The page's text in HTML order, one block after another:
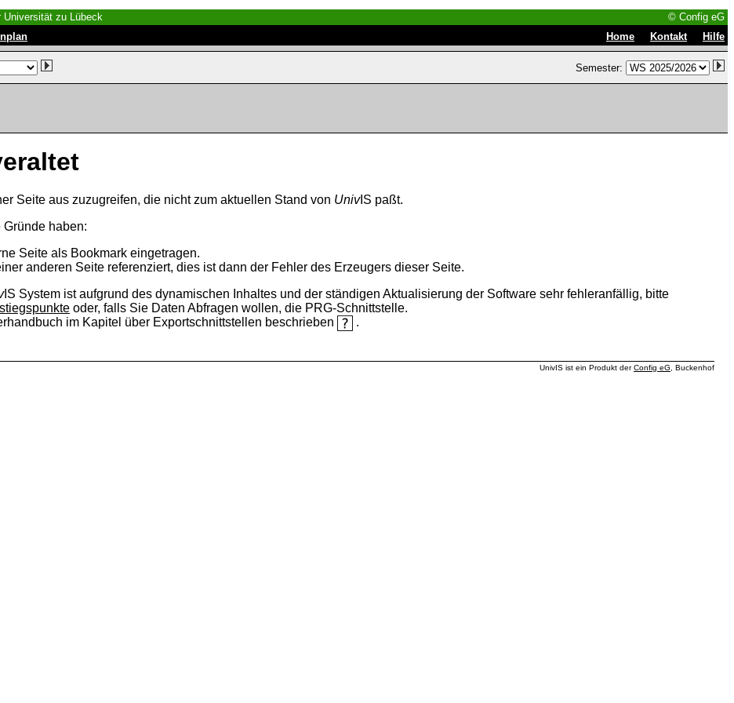
Universität zu Lübeck
© Config eG
Home Kontakt Hilfe
Semester:
Seite aus zuzugreifen, die nicht zum aktuellen Stand von UnivIS paßt.
haben:
Seite als Bookmark eingetragen.
anderen Seite referenziert, dies ist dann der Fehler des Erzeugers dieser Seite.
IS System ist aufgrund des dynamischen Inhaltes und der ständigen Aktualisierung der Software sehr fehleranfällig, bitte
oder, falls Sie Daten Abfragen wollen, die PRG-Schnittstelle.
im Kapitel über Exportschnittstellen beschrieben
.
UnivIS ist ein Produkt derConfig eG , Buckenhof